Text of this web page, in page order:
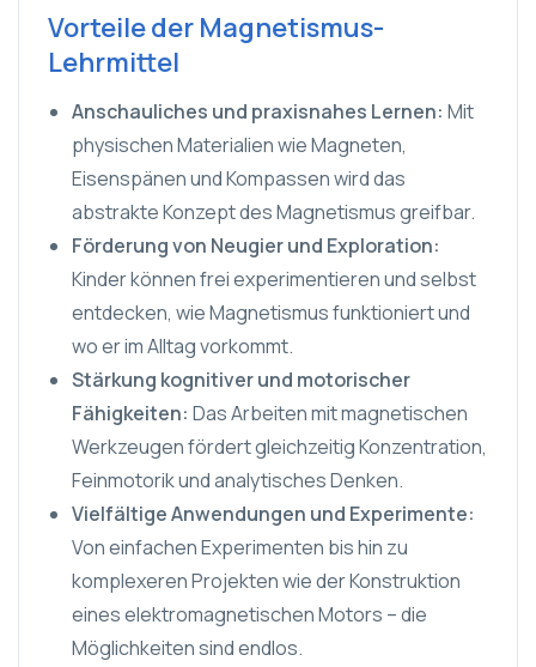
Vorteile der Magnetismus-
Lehrmittel
Anschauliches und praxisnahes Lernen: Mit
physischen Materialien wie Magneten,
Eisenspänen und Kompassen wird das
abstrakte Konzept des Magnetismus greifbar.
Förderung von Neugier und Exploration:
Kinder können frei experimentieren und selbst
entdecken, wie Magnetismus funktioniert und
wo er im Alltag vorkommt.
Stärkung kognitiver und motorischer
Fähigkeiten: Das Arbeiten mit magnetischen
Werkzeugen fördert gleichzeitig Konzentration,
Feinmotorik und analytisches Denken.
Vielfältige Anwendungen und Experimente:
Von einfachen Experimenten bis hin zu
komplexeren Projekten wie der Konstruktion
eines elektromagnetischen Motors – die
Möglichkeiten sind endlos.